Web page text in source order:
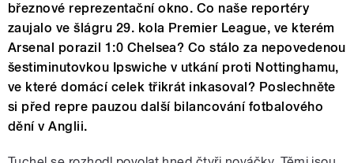
březnové reprezentační okno. Co naše reportéry
zaujalo ve šlágru 29. kola Premier League, ve kterém
Arsenal porazil 1:0 Chelsea? Co stálo za nepovedenou
šestiminutovkou Ipswiche v utkání proti Nottinghamu,
ve které domácí celek třikrát inkasoval? Poslechněte
si před repre pauzou další bilancování fotbalového
dění v Anglii.